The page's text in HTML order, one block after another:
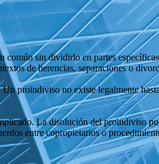
común sin dividirlo en partes
de herencias, separaciones o
proindiviso no existe legalmente
La disolución del proindiviso
entre copropietarios o